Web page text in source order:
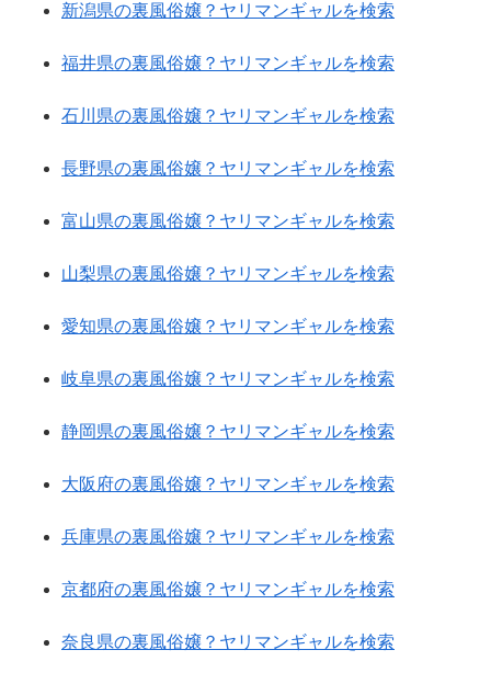
新潟県の裏風俗嬢？ヤリマンギャルを検索
福井県の裏風俗嬢？ヤリマンギャルを検索
石川県の裏風俗嬢？ヤリマンギャルを検索
長野県の裏風俗嬢？ヤリマンギャルを検索
富山県の裏風俗嬢？ヤリマンギャルを検索
山梨県の裏風俗嬢？ヤリマンギャルを検索
愛知県の裏風俗嬢？ヤリマンギャルを検索
岐阜県の裏風俗嬢？ヤリマンギャルを検索
静岡県の裏風俗嬢？ヤリマンギャルを検索
大阪府の裏風俗嬢？ヤリマンギャルを検索
兵庫県の裏風俗嬢？ヤリマンギャルを検索
京都府の裏風俗嬢？ヤリマンギャルを検索
奈良県の裏風俗嬢？ヤリマンギャルを検索